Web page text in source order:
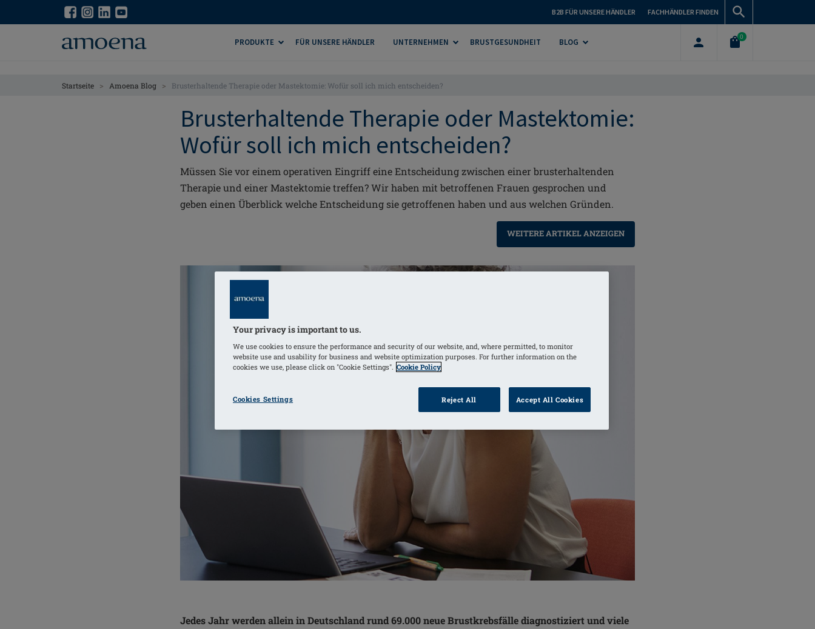
B2B FÜR UNSERE HÄNDLER FACHHÄNDLER FINDEN
PRODUKTE FÜR UNSERE HÄNDLER UNTERNEHMEN BRUSTGESUNDHEIT BLOG
0
Startseite > Amoena Blog > Brusterhaltende Therapie oder Mastektomie: Wofür soll ich mich entscheiden?
Brusterhaltende Therapie oder Mastektomie:
Wofür soll ich mich entscheiden?
Müssen Sie vor einem operativen Eingriff eine Entscheidung zwischen einer brusterhaltenden
Therapie und einer Mastektomie treffen? Wir haben mit betroffenen Frauen gesprochen und
geben einen Überblick welche Entscheidung sie getroffenen haben und aus welchen Gründen.
WEITERE ARTIKEL ANZEIGEN
Jedes Jahr werden allein in Deutschland rund 69.000 neue Brustkrebsfälle diagnostiziert und viele
Your privacy is important to us.
We use cookies to ensure the performance and security of our website, and, where permitted, to monitor
website use and usability for business and website optimization purposes. For further information on the
cookies we use, please click on "Cookie Settings". Cookie Policy
Cookies Settings Reject All Accept All Cookies